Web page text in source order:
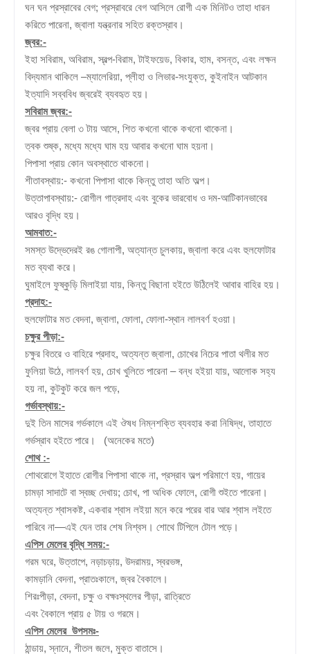
ঘন ঘন প্রস্রাবের বেগ; প্রস্রাবরে বেগ আসিলে রোগী এক মিনিটও তাহা ধারন
করিতে পারেনা, জ্বালা যন্ত্রনার সহিত রক্তস্রাব।
জ্বর:-
ইহা সবিরাম, অবিরাম, স্বল্প-বিরাম, টাইফয়েড, বিকার, হাম, বসন্ত, এবং লক্ষন
বিদ্যমান থাকিলে –ম্যালেরিয়া, প্লীহা ও লিভার-সংযুক্ত, কুইনাইন আটকান
ইত্যাদি সব্ববিধ জ্বরেই ব্যবহৃত হয়।
সবিরাম জ্বর:-
জ্বর প্রায় বেলা ৩ টায় আসে, শিত কখনো থাকে কখনো থাকেনা।
ত্বক শুষ্ক, মধ্যে মধ্যে ঘাম হয় আবার কখনো ঘাম হয়না।
পিপাসা প্রায় কোন অবস্থাতে থাকনো।
শীতাবস্থায়:- কখনো পিপাসা থাকে কিন্তু তাহা অতি অল্প।
উত্তাপাবস্থায়:- রোগীল গাত্রদাহ এবং বুকের ভারবোধ ও দম-আটিকানভাবের
আরও বৃদ্ধি হয়।
আমবাত:-
সমস্ত উদ্ভেদেরই রঙ গোলাপী, অত্যান্ত চুলকায়, জ্বালা করে এবং হুলফোটার
মত ব্যথা করে।
ঘুমাইলে ফুষ্কুড়ি মিলাইয়া যায়, কিন্তু বিছানা হইতে উঠিলেই আবার বাহির হয়।
প্রদাহ:-
হুলফোটার মত বেদনা, জ্বালা, ফোলা, ফোলা-স্থান লালবর্ণ হওয়া।
চক্ষুর পীড়া:-
চক্ষুর বিতরে ও বাহিরে প্রদাহ, অত্যন্ত জ্বালা, চোখের নিচের পাতা থলীর মত
ফুলিয়া উঠে, লালবর্ণ হয়, চোখ খুলিতে পারেনা – বন্ধ হইয়া যায়, আলোক সহ্য
হয় না, কুটকুট করে জল পড়ে,
গর্ভাবস্থায়:-
দুই তিন মাসের গর্ভকালে এই ঔষধ নিম্নশক্তি ব্যবহার করা নিষিদ্ধ, তাহাতে
গর্ভস্রাব হইতে পারে।
(অনেকের মতে)
শোথ :-
শোথরোগে ইহাতে রোগীর পিপাসা থাকে না, প্রস্রাব অল্প পরিমাণে হয়, গায়ের
চামড়া সাদাটে বা স্বচ্ছ দেখায়; চোখ, পা অধিক ফোলে, রোগী শুইতে পারেনা।
অত্যন্ত শ্বাসকষ্ট, একবার শ্বাস লইয়া মনে করে পরের বার আর শ্বাস লইতে
পারিবে না—এই যেন তার শেষ নিশ্বস। শোথে টিপিলে টোল পড়ে।
এপিস মেলের বৃদ্ধি সময়:-
গরম ঘরে, উত্তাপে, নড়াচড়ায়, উদরাময়, স্বরভঙ্গ,
কামড়ানি বেদনা, প্রাতঃকালে, জ্বর বৈকালে।
শিরঃপীড়া, বেদনা, চক্ষু ও বক্ষঃস্থলের পীড়া, রাত্রিতে
এবং বৈকালে প্রায় ৫ টায় ও গরমে।
এপিস মেলের উপসমঃ-
ঠান্ডায়, স্নানে, শীতল জলে, মুক্ত বাতাসে।